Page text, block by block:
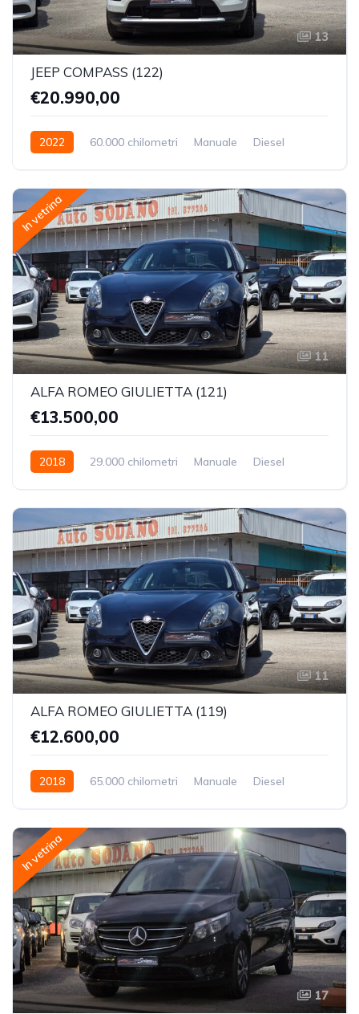
13
JEEP COMPASS (122)
€20.990,00
2022 60.000 chilometri Manuale
Diesel
In vetrina
11
ALFA ROMEO GIULIETTA (121)
€13.500,00
2018 29.000 chilometri Manuale
Diesel
11
ALFA ROMEO GIULIETTA (119)
€12.600,00
2018 65.000 chilometri Manuale
Diesel
In vetrina
17